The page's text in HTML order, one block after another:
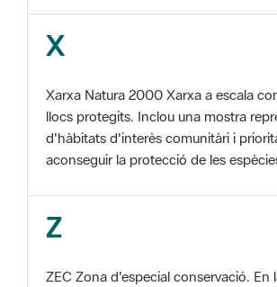
llocs protegits. Inclou una mostra
aconseguir la protecció de les
Z
tercera de Xarxa Natura 2000 els llocs
Zones d'Especial Conservació. ZEPA